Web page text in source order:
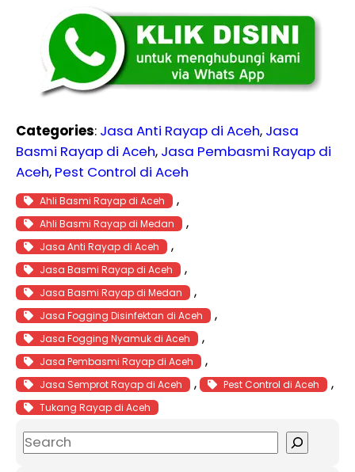
Categories: Jasa Anti Rayap di Aceh, Jasa
Basmi Rayap di Aceh, Jasa Pembasmi Rayap di
Aceh, Pest Control di Aceh
Ahli Basmi Rayap di Aceh ,
Ahli Basmi Rayap di Medan ,
Jasa Anti Rayap di Aceh ,
Jasa Basmi Rayap di Aceh ,
Jasa Basmi Rayap di Medan ,
Jasa Fogging Disinfektan di Aceh ,
Jasa Fogging Nyamuk di Aceh ,
Jasa Pembasmi Rayap di Aceh ,
Jasa Semprot Rayap di Aceh , Pest Control di Aceh ,
Tukang Rayap di Aceh